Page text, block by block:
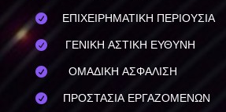
 ΕΠΙΧΕΙΡΗΜΑΤΙΚΗ ΠΕΡΙΟΥΣΙΑ
 ΓΕΝΙΚΗ ΑΣΤΙΚΗ ΕΥΘΥΝΗ
 ΟΜΑΔΙΚΗ ΑΣΦΑΛΙΣΗ
 ΠΡΟΣΤΑΣΙΑ ΕΡΓΑΖΟΜΕΝΩΝ